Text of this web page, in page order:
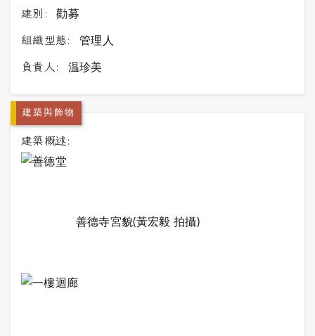
建別: 勸募
組織型態: 管理人
負責人: 温珍美
建築與飾物
建築概述:
善德寺宮貌(黃宏毅 拍攝)